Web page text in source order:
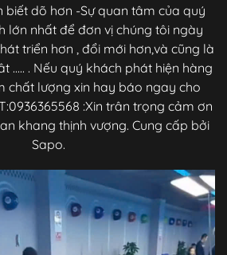
biết dõ hơn -Sự quan tâm của quý
lớn nhất để đơn vị chúng tôi ngày
triển hơn , đổi mới hơn,và cũng là
..... . Nếu quý khách phát hiện hàng
chất lượng xin hay báo ngay cho
:Xin trân trọng cảm ơn
khang thịnh vượng. Cung cấp bởi
Sapo.